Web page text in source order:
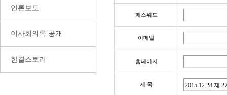
언론보도
이사회의록 공개
한결스토리
패스워드
이메일
홈페이지
제 목